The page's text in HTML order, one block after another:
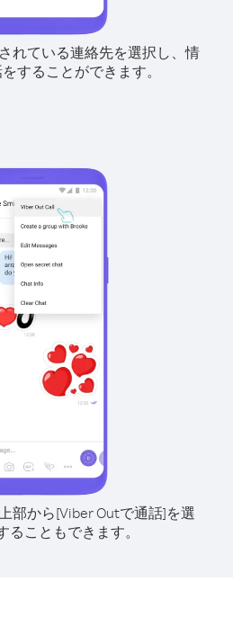
れている連絡先を選択し、情
することができます。
部から[Viber Outで通話]を選
ることもできます。